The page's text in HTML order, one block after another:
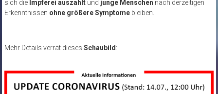
sich die Impferei auszahltund junge Menschen nach derzeitigen
Erkenntnissen ohne größere Symptomebleiben.
Mehr Details verrät dieses Schaubild :